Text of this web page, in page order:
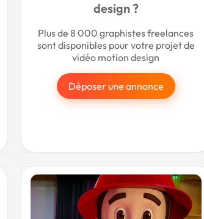
design ?
Plus de 8 000 graphistes freelances
sont disponibles pour votre projet de
vidéo motion design
Déposer une annonce